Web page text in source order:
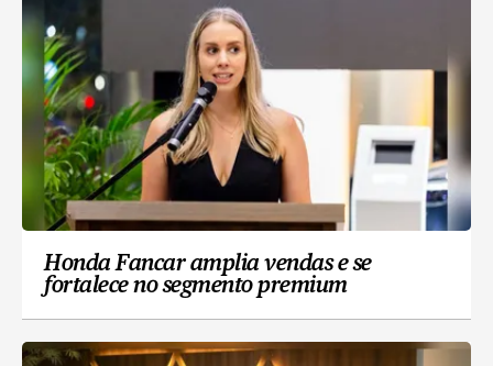
Honda Fancar amplia vendas e se
fortalece no segmento premium